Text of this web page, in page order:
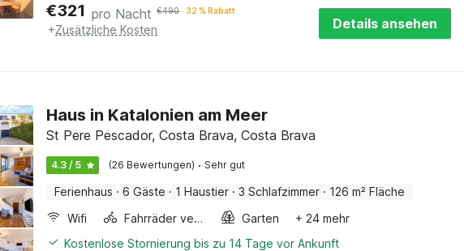
€321 pro Nacht €490 32 % Rabatt
+Zusätzliche Kosten Details ansehen
Haus in Katalonien am Meer
St Pere Pescador, Costa Brava, Costa Brava
4.3 / 5 (26 Bewertungen) · Sehr gut
Ferienhaus · 6 Gäste · 1 Haustier · 3 Schlafzimmer · 126 m² Fläche
Wifi
Fahrräder verfügbar Garten
+ 24 mehr
Kostenlose Stornierung bis zu 14 Tage vor Ankunft